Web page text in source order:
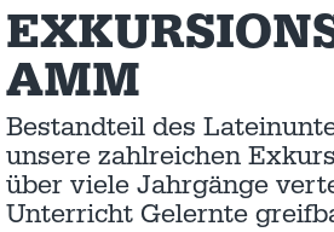
AMM
Bestandteil des
unsere zahlreichen
über viele Jahrgänge
Unterricht Gelernte